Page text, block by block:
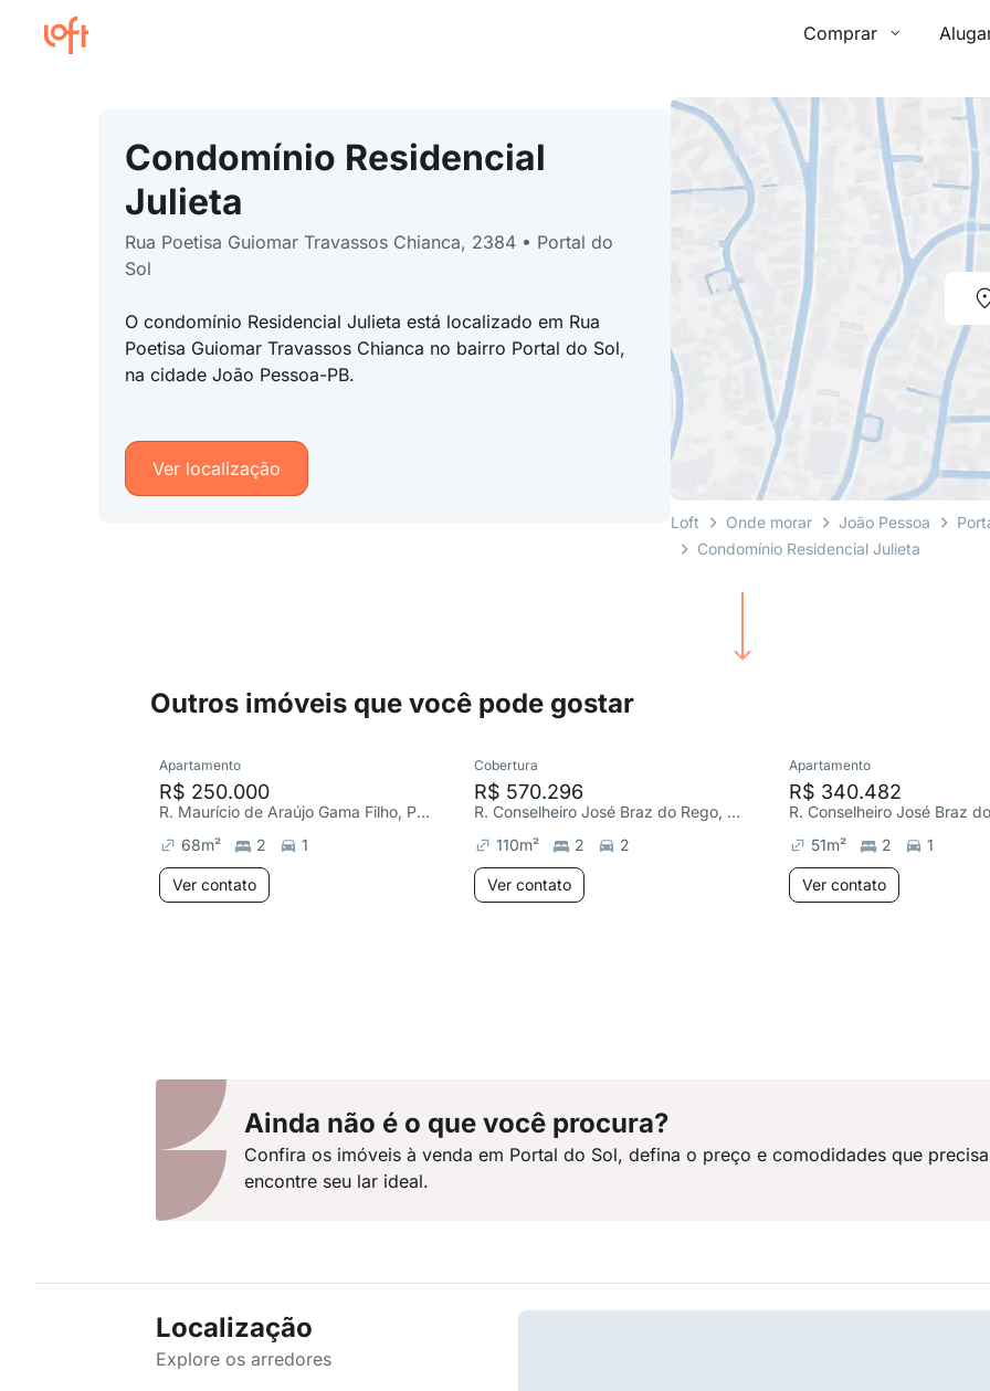
Comprar
Condomínio Residencial
Julieta
Rua Poetisa Guiomar Travassos Chianca, 2384 • Portal do
Sol
O condomínio Residencial Julieta está localizado em Rua
Poetisa Guiomar Travassos Chianca no bairro Portal do Sol,
na cidade João Pessoa-PB.
Ver localização
Loft Onde morar João Pessoa
Condomínio Residencial Julieta
Outros imóveis que você pode gostar
Apartamento
R$ 250.000
R. Maurício de Araújo Gama Filho, Portal do Sol
68m² 2 1
Ver contato
Cobertura
R$ 570.296
R. Conselheiro José Braz do Rego, Portal do Sol
110m² 2 2
Ver contato
Apartamento
R$ 340.482
51m² 2 1
Ver contato
Ainda não é o que você procura?
Confira os imóveis à venda em Portal do Sol, defina o preço e comodidades que
encontre seu lar ideal.
Localização
Explore os arredores